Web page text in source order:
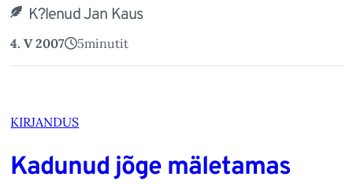
K?lenud Jan Kaus
4. V 2007 5minutit
KIRJANDUS
Kadunud jõge mäletamas